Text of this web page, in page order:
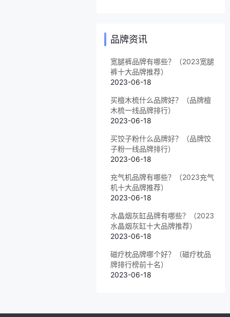
品牌资讯
宽腿裤品牌有哪些？（2023宽腿
裤十大品牌推荐）
2023-06-18
买檀木梳什么品牌好？（品牌檀
木梳一线品牌排行）
2023-06-18
买饺子粉什么品牌好？（品牌饺
子粉一线品牌排行）
2023-06-18
充气机品牌有哪些？（2023充气
机十大品牌推荐）
2023-06-18
水晶烟灰缸品牌有哪些？（2023
水晶烟灰缸十大品牌推荐）
2023-06-18
磁疗枕品牌哪个好？（磁疗枕品
牌排行榜前十名）
2023-06-18